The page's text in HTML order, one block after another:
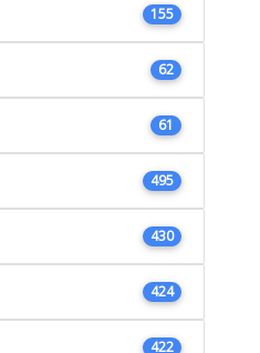
155
62
61
495
430
424
422